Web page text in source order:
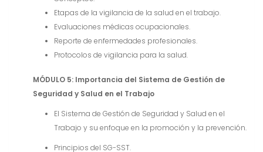
Etapas de la vigilancia de la salud en el trabajo.
Evaluaciones médicas ocupacionales.
Reporte de enfermedades profesionales.
Protocolos de vigilancia para la salud.
MÓDULO 5: Importancia del Sistema de Gestión de
Seguridad y Salud en el Trabajo
El Sistema de Gestión de Seguridad y Salud en el
Trabajo y su enfoque en la promoción y la prevención.
Principios del SG-SST.